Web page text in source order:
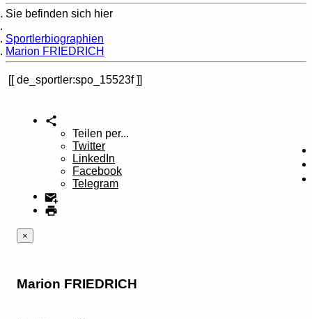
Sie befinden sich hier
Sportlerbiographien
Marion FRIEDRICH
de_sportler:spo_15523f
Teilen per...
Twitter
LinkedIn
Facebook
Telegram
×
Marion FRIEDRICH